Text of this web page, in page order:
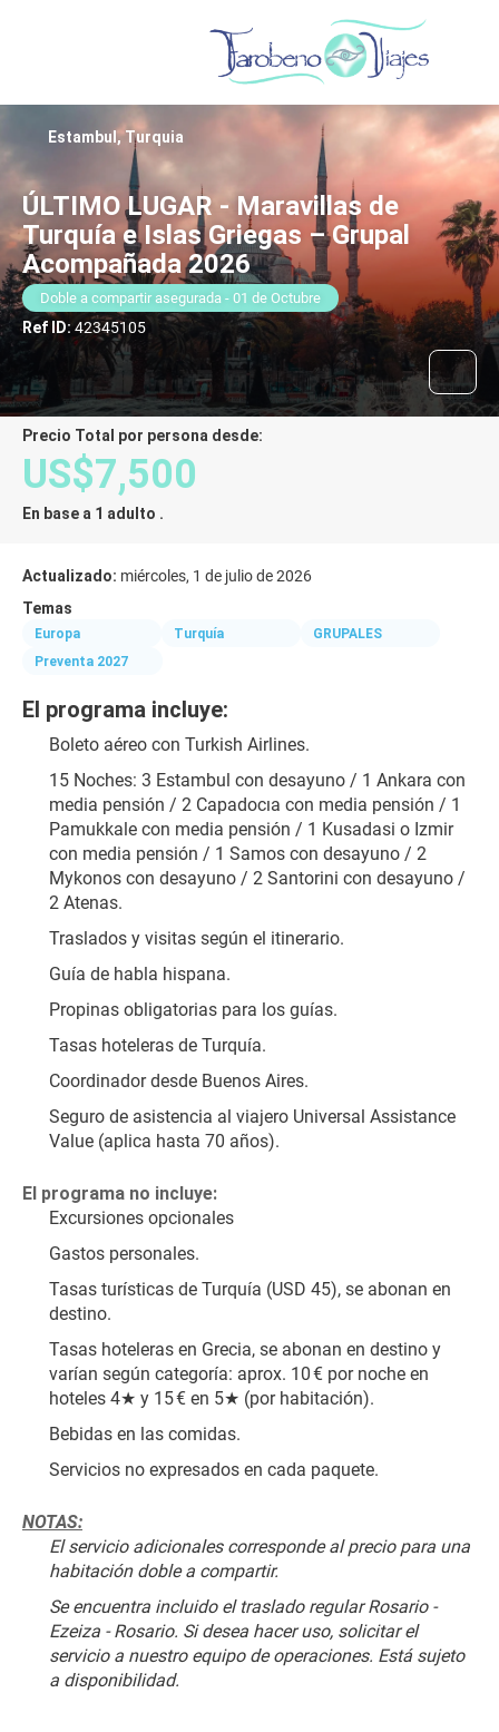
ÚLTIMO LUGAR - Maravillas de
Turquía e Islas Griegas – Grupal
Acompañada 2026
Doble a compartir asegurada - 01 de Octubre
Ref ID:42345105
Estambul, Turquia
Precio Total por persona desde:
US$7,500
En base a 1 adulto .
Actualizado: miércoles, 1 de julio de 2026
Temas
Europa Turquía
GRUPALES
Preventa 2027
El programa incluye:
Boleto aéreo con Turkish Airlines.
15 Noches: 3 Estambul con desayuno / 1 Ankara con
media pensión / 2 Capadocıa con media pensión / 1
Pamukkale con media pensión / 1 Kusadasi o Izmir
con media pensión / 1 Samos con desayuno / 2
Mykonos con desayuno / 2 Santorini con desayuno /
2 Atenas.
Traslados y visitas según el itinerario.
Guía de habla hispana.
Propinas obligatorias para los guías.
Tasas hoteleras de Turquía.
Coordinador desde Buenos Aires.
Seguro de asistencia al viajero Universal Assistance
Value (aplica hasta 70 años).
El programa no incluye:
Excursiones opcionales
Gastos personales.
Tasas turísticas de Turquía (USD 45), se abonan en
destino.
Tasas hoteleras en Grecia, se abonan en destino y
varían según categoría: aprox. 10 € por noche en
hoteles 4★ y 15 € en 5★ (por habitación).
Bebidas en las comidas.
Servicios no expresados en cada paquete.
NOTAS:
El servicio adicionales corresponde al precio para una
habitación doble a compartir.
Se encuentra incluido el traslado regular Rosario -
Ezeiza - Rosario. Si desea hacer uso, solicitar el
servicio a nuestro equipo de operaciones. Está sujeto
a disponibilidad.